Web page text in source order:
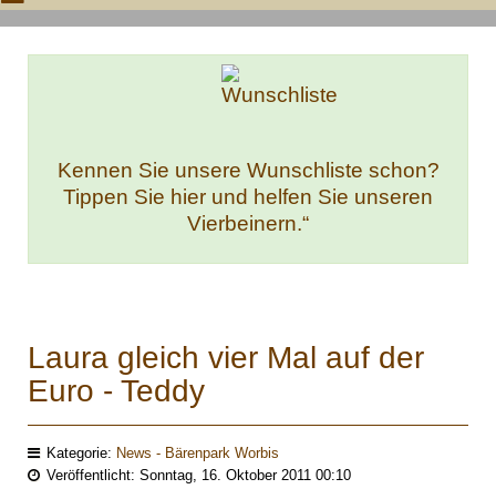
Kennen Sie unsere Wunschliste schon?
Tippen Sie hier und helfen Sie unseren
Vierbeinern.“
Laura gleich vier Mal auf der
Euro - Teddy
Kategorie: News - Bärenpark Worbis
Veröffentlicht: Sonntag, 16. Oktober 2011 00:10